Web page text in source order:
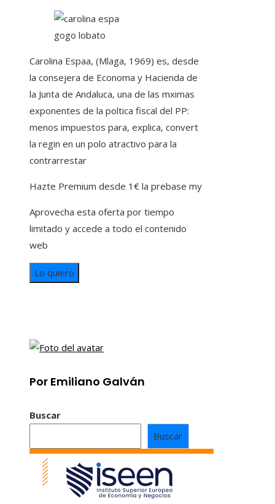
gogo lobato
Carolina Espaa, (Mlaga, 1969) es, desde
la consejera de Economa y Hacienda de
la Junta de Andaluca, una de las mximas
exponentes de la poltica fiscal del PP:
menos impuestos para, explica, convert
la regin en un polo atractivo para la
contrarrestar
Hazte Premium desde 1€ la prebase my
Aprovecha esta oferta por tiempo
limitado y accede a todo el contenido
web
Lo quiero
Por Emiliano Galván
Buscar
Buscar